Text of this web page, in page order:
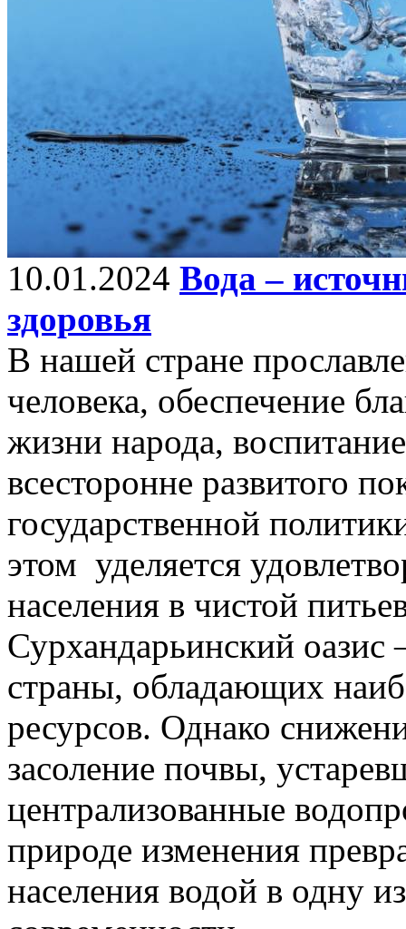
10.01.2024 Вода –
здоровья
В нашей стране
человека, обеспечение
жизни народа,
всесторонне развитого
государственной
этом уделяется
населения в чистой
Сурхандарьинский
страны, обладающих
ресурсов. Однако
засоление почвы,
централизованные
природе изменения
населения водой в одну